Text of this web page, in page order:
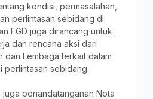
kondisi, permasalahan,
perlintasan sebidang di
FGD juga dirancang untuk
dan rencana aksi dari
dan Lembaga terkait dalam
perlintasan sebidang.
juga penandatanganan Nota